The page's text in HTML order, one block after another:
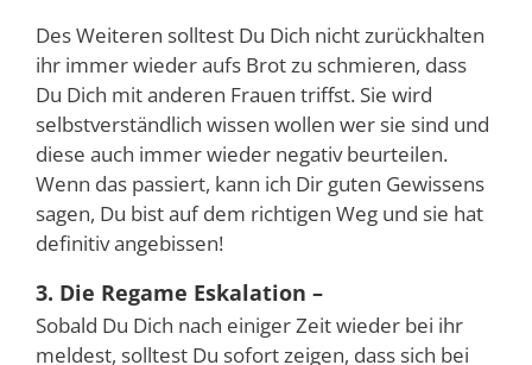
Des Weiteren solltest Du Dich nicht zurückhalten
ihr immer wieder aufs Brot zu schmieren, dass
Du Dich mit anderen Frauen triffst. Sie wird
selbstverständlich wissen wollen wer sie sind und
diese auch immer wieder negativ beurteilen.
Wenn das passiert, kann ich Dir guten Gewissens
sagen, Du bist auf dem richtigen Weg und sie hat
definitiv angebissen!
3. Die Regame Eskalation –
Sobald Du Dich nach einiger Zeit wieder bei ihr
meldest, solltest Du sofort zeigen, dass sich bei